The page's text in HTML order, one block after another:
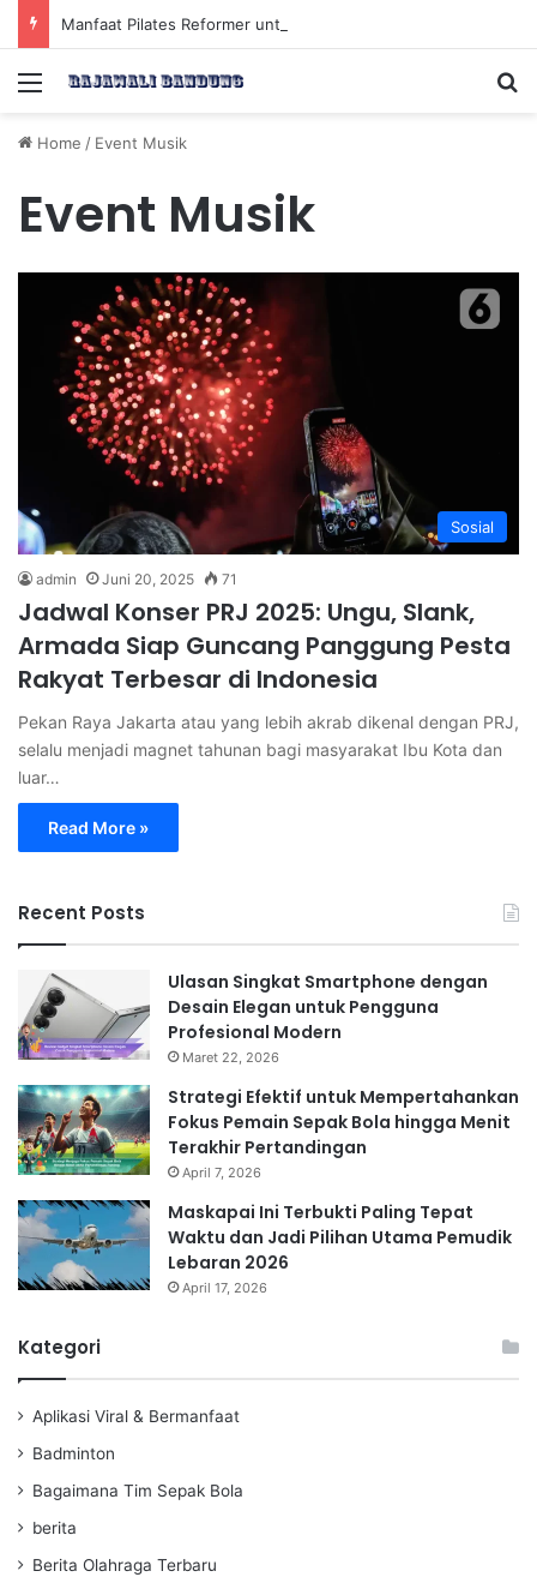
Menu
Home / Event Musik
Event Musik
Sosial
admin Juni 20, 2025 71
Jadwal Konser PRJ 2025: Ungu, Slank,
Armada Siap Guncang Panggung Pesta
Rakyat Terbesar di Indonesia
Pekan Raya Jakarta atau yang lebih akrab dikenal dengan PRJ,
selalu menjadi magnet tahunan bagi masyarakat Ibu Kota dan
luar…
Read More »
Recent Posts
Ulasan Singkat Smartphone dengan
Desain Elegan untuk Pengguna
Profesional Modern
Maret 22, 2026
Strategi Efektif untuk Mempertahankan
Fokus Pemain Sepak Bola hingga Menit
Terakhir Pertandingan
April 7, 2026
Maskapai Ini Terbukti Paling Tepat
Waktu dan Jadi Pilihan Utama Pemudik
Lebaran 2026
April 17, 2026
Kategori
Aplikasi Viral & Bermanfaat
Badminton
Bagaimana Tim Sepak Bola
berita
Berita Olahraga Terbaru